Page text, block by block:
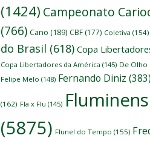
(1424) Campeonato
(766) Cano (189) CBF (177) Coletiva (154)
do Brasil (618) Copa
Copa Libertadores da América (145) De Olho
Felipe Melo (148) Fernando Diniz (383)
(162) Fla x Flu (145)
(5875) Flunel do Tempo (155)